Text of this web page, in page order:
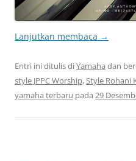
Lanjutkan membaca →
Entri ini ditulis diYamaha dan
style JPPC Worship,Style Rohani
yamaha terbaru pada 29